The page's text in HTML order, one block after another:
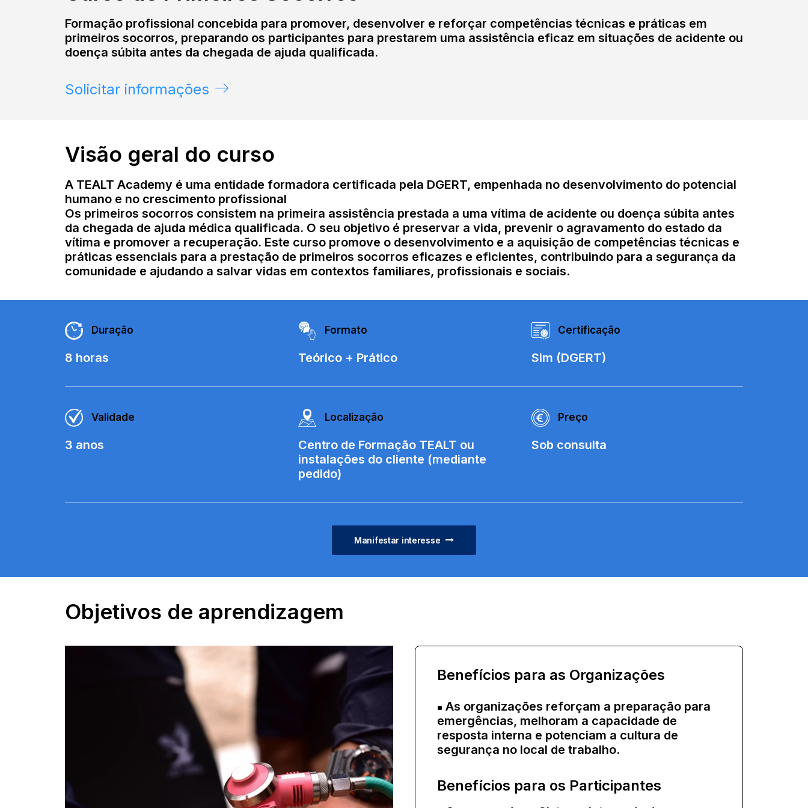
Formação profissional concebida para promover, desenvolver e reforçar competências técnicas e práticas em
primeiros socorros, preparando os participantes para prestarem uma assistência eficaz em situações de acidente ou
doença súbita antes da chegada de ajuda qualificada.
Solicitar informações
Visão geral do curso
A TEALT Academy é uma entidade formadora certificada pela DGERT, empenhada no desenvolvimento do potencial
humano e no crescimento profissional
Os primeiros socorros consistem na primeira assistência prestada a uma vítima de acidente ou doença súbita antes
da chegada de ajuda médica qualificada. O seu objetivo é preservar a vida, prevenir o agravamento do estado da
vítima e promover a recuperação. Este curso promove o desenvolvimento e a aquisição de competências técnicas e
práticas essenciais para a prestação de primeiros socorros eficazes e eficientes, contribuindo para a segurança da
comunidade e ajudando a salvar vidas em contextos familiares, profissionais e sociais.
Duração
8 horas
Formato
Teórico + Prático
Certificação
Sim (DGERT)
Validade
3 anos
Localização
Centro de Formação TEALT ou
instalações do cliente (mediante
pedido)
Preço
Sob consulta
Manifestar interesse
Objetivos de aprendizagem
Benefícios para as Organizações
As organizações reforçam a preparação para
emergências, melhoram a capacidade de
resposta interna e potenciam a cultura de
segurança no local de trabalho.
Benefícios para os Participantes